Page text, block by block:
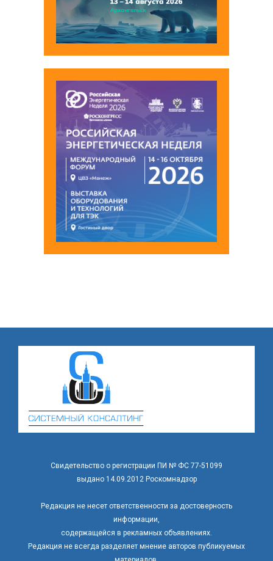
Свидетельство о регистрации ПИ № ФС 77-51099
выдано 14.09.2012 Роскомнадзор
Редакция не несет ответственности за достоверность
информации,
содержащейся в рекламных объявлениях.
Редакция не всегда разделяет мнение авторов публикуемых